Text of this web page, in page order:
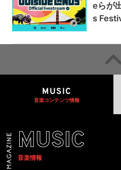
eらが
s
ブ配信
MUSIC
音楽コンテンツ情報
MUSIC
音楽情報